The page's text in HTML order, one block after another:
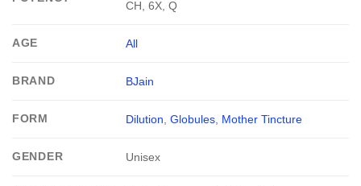
CH, 6X, Q
AGE All
BRAND BJain
FORM Dilution,Globules, Mother Tincture
GENDER Unisex